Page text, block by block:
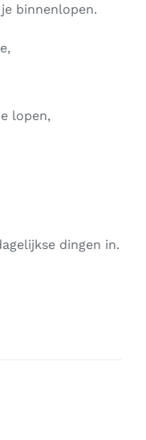
binnenlopen.
lopen,
dingen in.